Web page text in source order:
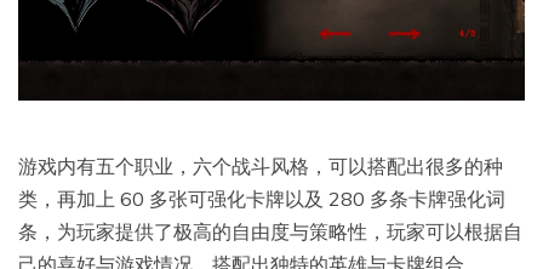
游戏内有五个职业，六个战斗风格，可以搭配出很多的种
类，再加上 60 多张可强化卡牌以及 280 多条卡牌强化词
条，为玩家提供了极高的自由度与策略性，玩家可以根据自